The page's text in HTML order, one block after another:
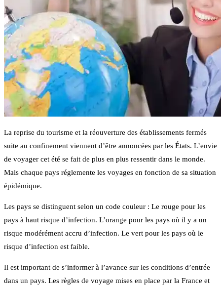
La reprise du tourisme et la réouverture des établissements fermés
suite au confinement viennent d’être annoncées par les États. L’envie
de voyager cet été se fait de plus en plus ressentir dans le monde.
Mais chaque pays réglemente les voyages en fonction de sa situation
épidémique.
Les pays se distinguent selon un code couleur : Le rouge pour les
pays à haut risque d’infection. L’orange pour les pays où il y a un
risque modérément accru d’infection. Le vert pour les pays où le
risque d’infection est faible.
Il est important de s’informer à l’avance sur les conditions d’entrée
dans un pays. Les règles de voyage mises en place par la France et